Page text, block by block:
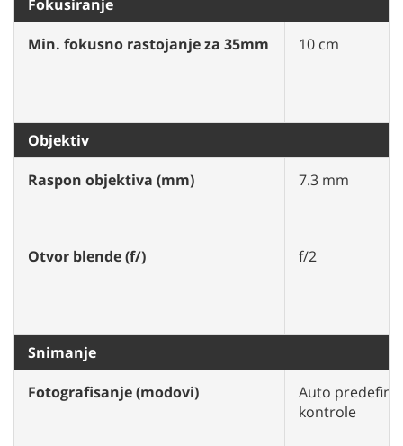
Fokusiranje
Min. fokusno rastojanje za 35mm
10 cm
Objektiv
Raspon objektiva (mm)
Otvor blende (f/)
7.3 mm
f/2
Snimanje
Fotografisanje (modovi)
Auto
kontrole